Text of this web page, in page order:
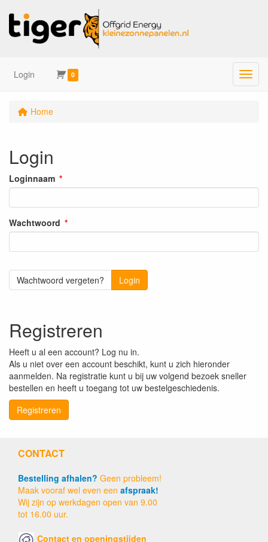
Login 0 Menu
Home
Login
Loginnaam
Wachtwoord
Wachtwoord vergeten? Login
Registreren
Heeft u al een account? Log nu in.
Als u niet over een account beschikt, kunt u zich hieronder
aanmelden. Na registratie kunt u bij uw volgend bezoek sneller
bestellen en heeft u toegang tot uw bestelgeschiedenis.
Registreren
CONTACT
Bestelling afhalen? Geen probleem!
Maak vooraf wel even een afspraak!
Wij zijn op werkdagen open van 9.00
tot 16.00 uur.
Contact en openingstijden